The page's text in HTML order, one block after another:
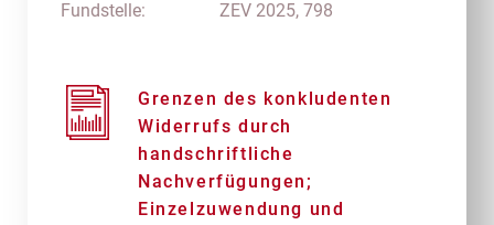
Fundstelle:
ZEV 2025, 798
Grenzen des konkludenten
Widerrufs durch
handschriftliche
Nachverfügungen;
Einzelzuwendung und